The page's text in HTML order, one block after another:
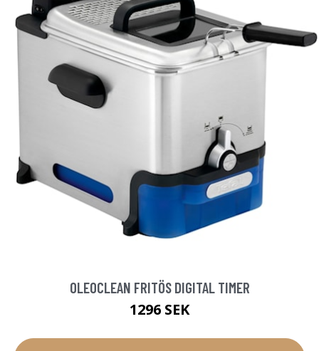
OLEOCLEAN FRITÖS DIGITAL TIMER
1296 SEK